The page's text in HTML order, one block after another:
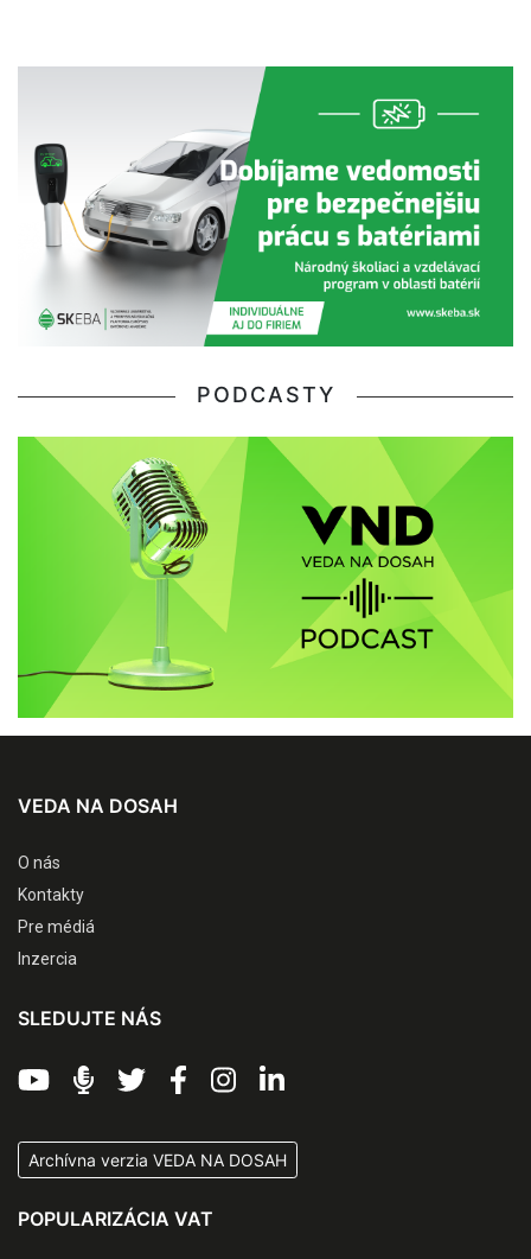
PODCASTY
VEDA NA DOSAH
O nás
Kontakty
Pre médiá
Inzercia
SLEDUJTE NÁS
Archívna verzia VEDA NA DOSAH
POPULARIZÁCIA VAT